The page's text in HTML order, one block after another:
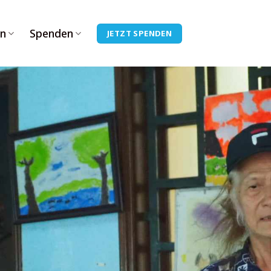
Spenden JETZT SPENDEN